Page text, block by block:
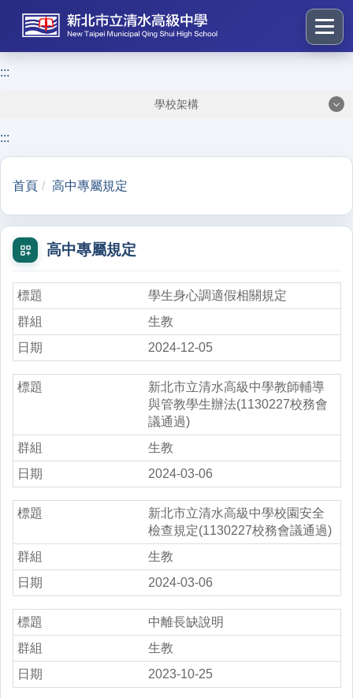
到
:::
學校架構
:::
首頁 高中專屬規定
高中專屬規定
學生身心調適假相關規定
生教
2024-12-05
新北市立清水高級中學教師輔導
與管教學生辦法(1130227校務會
議通過)
生教
2024-03-06
新北市立清水高級中學校園安全
檢查規定(1130227校務會議通過)
生教
2024-03-06
中離長缺說明
生教
2023-10-25